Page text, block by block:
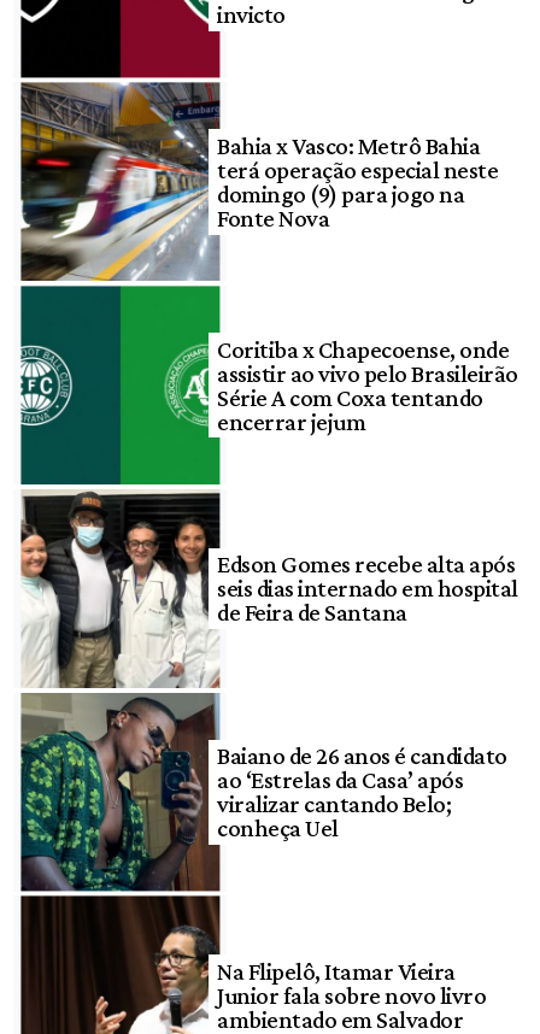
invicto
Bahia x Vasco: Metrô Bahia
terá operação especial neste
domingo (9) para jogo na
Fonte Nova
Coritiba x Chapecoense, onde
assistir ao vivo pelo Brasileirão
Série A com Coxa tentando
encerrar jejum
Edson Gomes recebe alta após
seis dias internado em hospital
de Feira de Santana
Baiano de 26 anos é candidato
ao ‘Estrelas da Casa’ após
viralizar cantando Belo;
conheça Uel
Na Flipelô, Itamar Vieira
Junior fala sobre novo livro
ambientado em Salvador